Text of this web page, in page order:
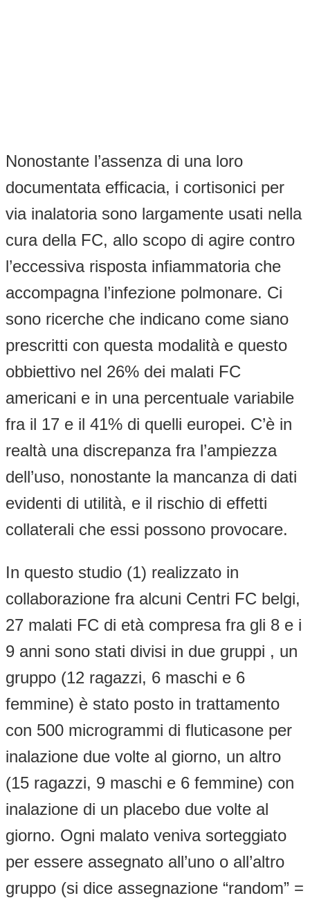
Nonostante l’assenza di una loro
documentata efficacia, i cortisonici per
via inalatoria sono largamente usati nella
cura della FC, allo scopo di agire contro
l’eccessiva risposta infiammatoria che
accompagna l’infezione polmonare. Ci
sono ricerche che indicano come siano
prescritti con questa modalità e questo
obbiettivo nel 26% dei malati FC
americani e in una percentuale variabile
fra il 17 e il 41% di quelli europei. C’è in
realtà una discrepanza fra l’ampiezza
dell’uso, nonostante la mancanza di dati
evidenti di utilità, e il rischio di effetti
collaterali che essi possono provocare.
In questo studio (1) realizzato in
collaborazione fra alcuni Centri FC belgi,
27 malati FC di età compresa fra gli 8 e i
9 anni sono stati divisi in due gruppi , un
gruppo (12 ragazzi, 6 maschi e 6
femmine) è stato posto in trattamento
con 500 microgrammi di fluticasone per
inalazione due volte al giorno, un altro
(15 ragazzi, 9 maschi e 6 femmine) con
inalazione di un placebo due volte al
giorno. Ogni malato veniva sorteggiato
per essere assegnato all’uno o all’altro
gruppo (si dice assegnazione “random” =